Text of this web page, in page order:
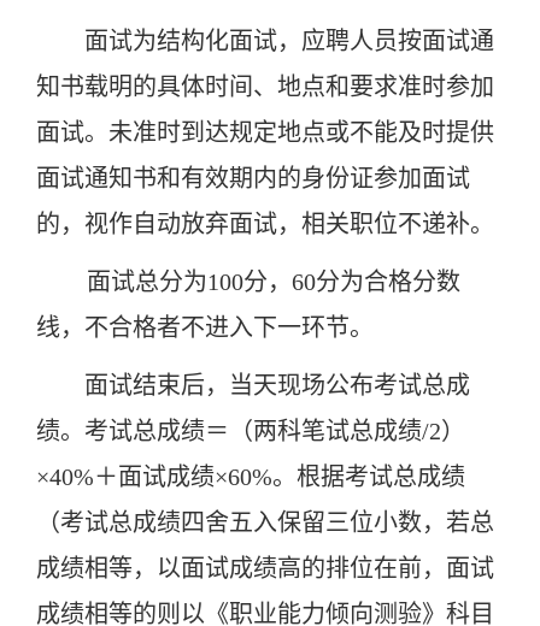
面试为结构化面试，应聘人员按面试通
知书载明的具体时间、地点和要求准时参加
面试。未准时到达规定地点或不能及时提供
面试通知书和有效期内的身份证参加面试
的，视作自动放弃面试，相关职位不递补。
面试总分为100分，60分为合格分数
线，不合格者不进入下一环节。
面试结束后，当天现场公布考试总成
绩。考试总成绩＝（两科笔试总成绩/2）
×40%＋面试成绩×60%。根据考试总成绩
（考试总成绩四舍五入保留三位小数，若总
成绩相等，以面试成绩高的排位在前，面试
成绩相等的则以《职业能力倾向测验》科目